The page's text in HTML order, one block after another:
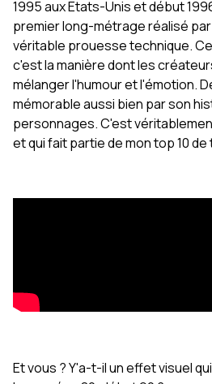
1995 aux Etats-Unis et début
premier long-métrage réalisé
véritable prouesse technique. Ce
c'est la manière dont les
mélanger l'humour et l'émotion.
mémorable aussi bien par son
personnages. C'est
et qui fait partie de mon top 10
Et vous ? Y'a-t-il un effet visuel